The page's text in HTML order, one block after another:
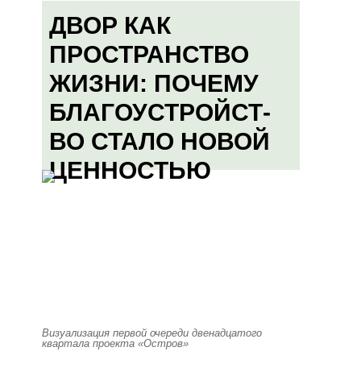
ДВОР КАК
ПРОСТРАНСТВО
ЖИЗНИ: ПОЧЕМУ
БЛАГОУСТРОЙСТ-
ВО СТАЛО НОВОЙ
ЦЕННОСТЬЮ
Визуализация первой очереди двенадцатого
квартала проекта «Остров»